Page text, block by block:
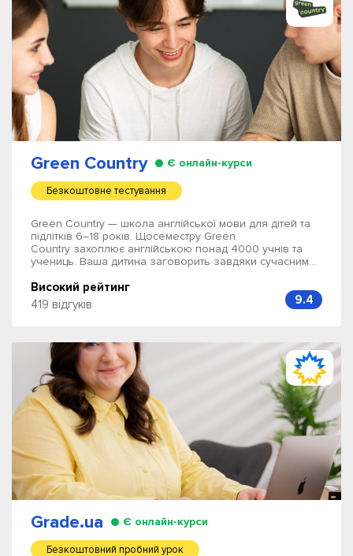
Green Country Є онлайн-курси
Безкоштовне тестування
Green Country — школа англійської мови для дітей та
підлітків 6–18 років. Щосеместру Green
Country захоплює англійською понад 4000 учнів та
учениць. Ваша дитина заговорить завдяки сучасним...
Високий рейтинг
419 відгуків
9.4
Grade.ua Є онлайн-курси
Безкоштовний пробний урок